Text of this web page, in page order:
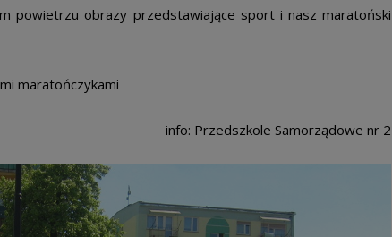
powietrzu obrazy przedstawiające sport i nasz maratoński
maratończykami
info: Przedszkole Samorządowe nr 2